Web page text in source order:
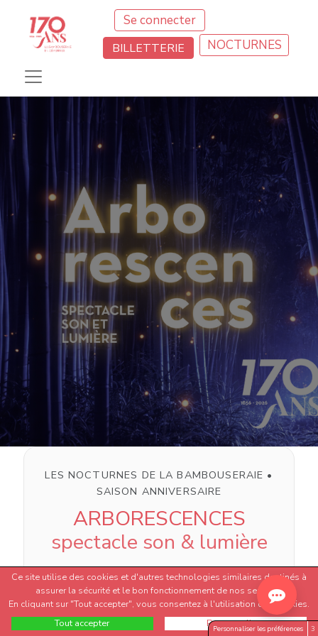
Se connecter
BILLETTERIE NOCTURNES
LES NOCTURNES DE LA BAMBOUSERAIE •
SAISON ANNIVERSAIRE
ARBORESCENCES
spectacle son & lumière
Quand le jour décline, la Bambouseraie
change de souffle. Le parc se fait plus
calme… et le vivant, lui, s’éveille. Dans la
Ce site utilise des cookies et d'autres technologies similaires destinés à
assurer la sécurité et le bon fonctionnement de nos services.
En cliquant sur "Tout accepter", vous consentez à l'utilisation des cookies.
Tout accepter
Personnaliser
Personnaliser les préférences 3